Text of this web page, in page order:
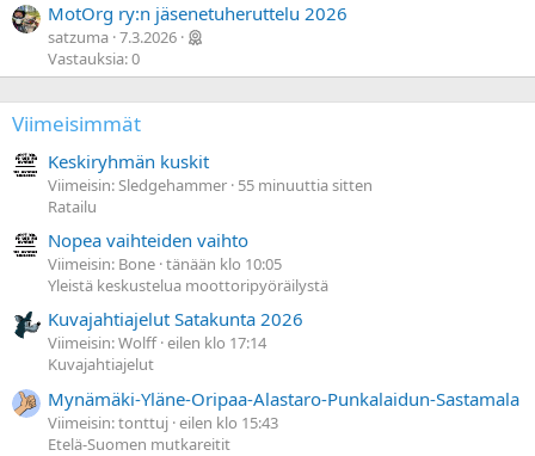
MotOrg ry:n jäsenetuheruttelu 2026
satzuma 7.3.2026
Vastauksia: 0
Viimeisimmät
Keskiryhmän kuskit
Viimeisin: Sledgehammer 55 minuuttia sitten
Ratailu
Nopea vaihteiden vaihto
Viimeisin: Bone tänään klo 10:05
Yleistä keskustelua moottoripyöräilystä
Kuvajahtiajelut Satakunta 2026
Viimeisin: Wolff eilen klo 17:14
Kuvajahtiajelut
Mynämäki-Yläne-Oripaa-Alastaro-Punkalaidun-Sastamala
Viimeisin: tonttuj eilen klo 15:43
Etelä-Suomen mutkareitit